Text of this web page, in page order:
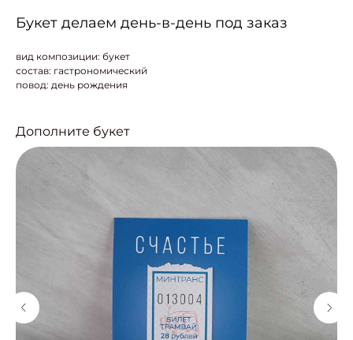
Букет делаем день-в-день под заказ
вид композиции: букет
состав: гастрономический
повод: день рождения
Дополните букет